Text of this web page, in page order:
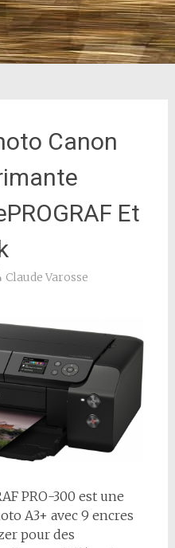
Canon
Et
Claude Varosse
PRO-300 est une
A3+ avec 9 encres
pour des